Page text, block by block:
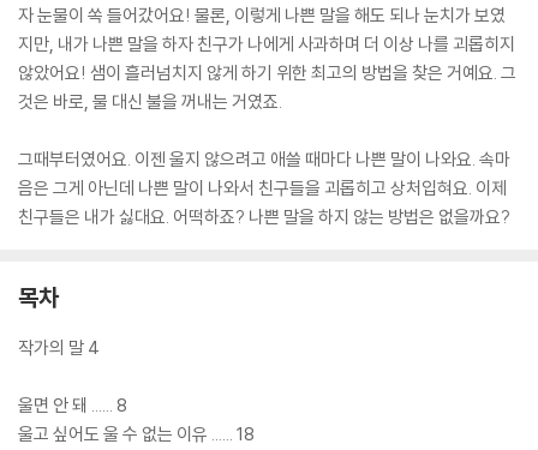
자 눈물이 쏙 들어갔어요! 물론, 이렇게 나쁜 말을 해도 되나 눈치가 보였
지만, 내가 나쁜 말을 하자 친구가 나에게 사과하며 더 이상 나를 괴롭히지
않았어요! 샘이 흘러넘치지 않게 하기 위한 최고의 방법을 찾은 거예요. 그
것은 바로, 물 대신 불을 꺼내는 거였죠.
그때부터였어요. 이젠 울지 않으려고 애쓸 때마다 나쁜 말이 나와요. 속마
음은 그게 아닌데 나쁜 말이 나와서 친구들을 괴롭히고 상처입혀요. 이제
친구들은 내가 싫대요. 어떡하죠? 나쁜 말을 하지 않는 방법은 없을까요?
목차
작가의 말 4
울면 안 돼 ...... 8
울고 싶어도 울 수 없는 이유 ...... 18